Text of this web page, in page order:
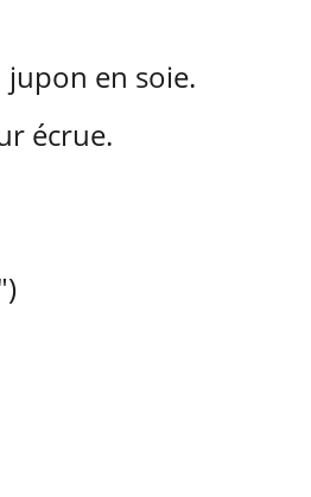
jupon en soie.
écrue.